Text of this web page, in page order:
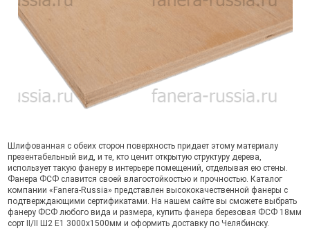
Шлифованная с обеих сторон поверхность придает этому материалу
презентабельный вид, и те, кто ценит открытую структуру дерева,
использует такую фанеру в интерьере помещений, отделывая ею стены.
Фанера ФСФ славится своей влагостойкостью и прочностью. Каталог
компании «Fanera-Russia» представлен высококачественной фанеры с
подтверждающими сертификатами. На нашем сайте вы сможете выбрать
фанеру ФСФ любого вида и размера, купить фанера березовая ФСФ 18мм
сорт II/II Ш2 Е1 3000х1500мм и оформить доставку по Челябинску.